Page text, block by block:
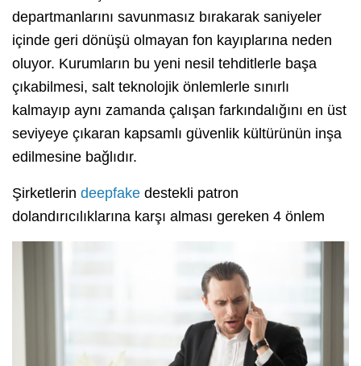
departmanlarını savunmasız bırakarak saniyeler
içinde geri dönüşü olmayan fon kayıplarına neden
oluyor. Kurumların bu yeni nesil tehditlerle başa
çıkabilmesi, salt teknolojik önlemlerle sınırlı
kalmayıp aynı zamanda çalışan farkındalığını en üst
seviyeye çıkaran kapsamlı güvenlik kültürünün inşa
edilmesine bağlıdır.
Şirketlerin deepfake destekli patron
dolandırıcılıklarına karşı alması gereken 4 önlem